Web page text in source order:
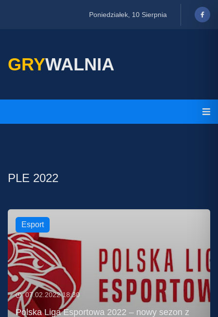
Poniedziałek, 10 Sierpnia
GRYWALNIA
PLE 2022
Esport
07.02.2022 18:30
Polska Liga Esportowa 2022 – nowy sezon z